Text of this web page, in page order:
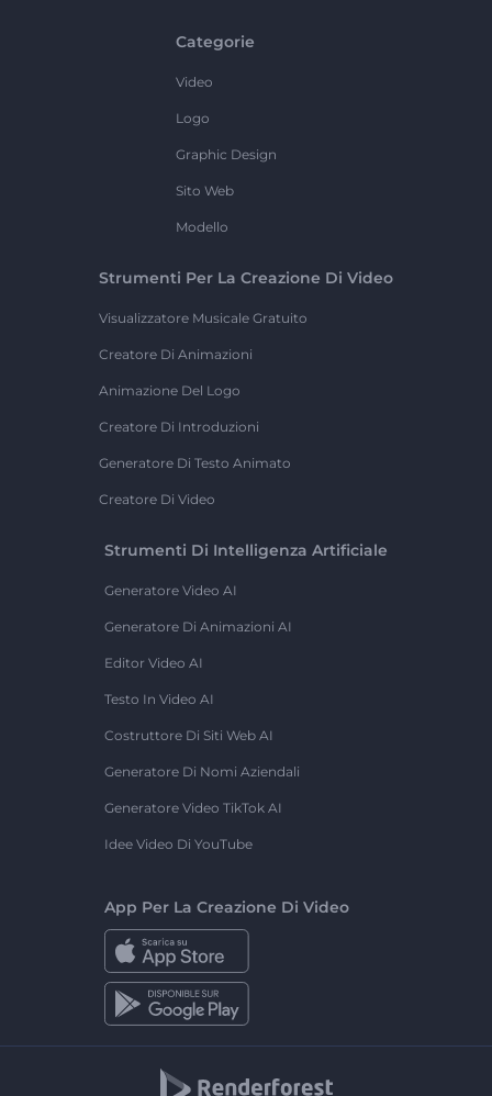
Categorie
Video
Logo
Graphic Design
Sito Web
Modello
Strumenti Per La Creazione Di Video
Visualizzatore Musicale Gratuito
Creatore Di Animazioni
Animazione Del Logo
Creatore Di Introduzioni
Generatore Di Testo Animato
Creatore Di Video
Strumenti Di Intelligenza Artificiale
Generatore Video AI
Generatore Di Animazioni AI
Editor Video AI
Testo In Video AI
Costruttore Di Siti Web AI
Generatore Di Nomi Aziendali
Generatore Video TikTok AI
Idee Video Di YouTube
App Per La Creazione Di Video